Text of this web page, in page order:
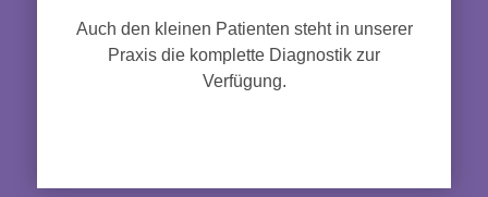
Auch den kleinen Patienten steht in unserer
Praxis die komplette Diagnostik zur
Verfügung.